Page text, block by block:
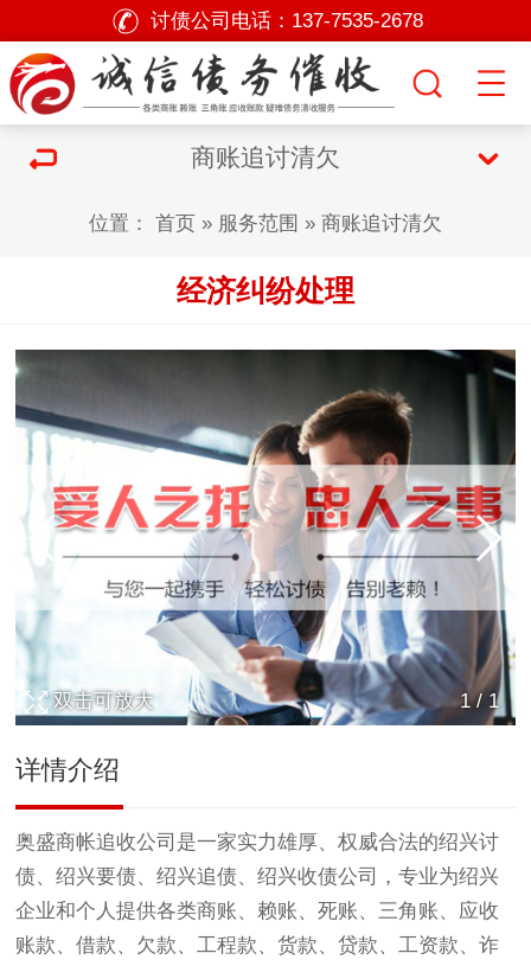
讨债公司电话： 137-7535-2678
商账追讨清欠
位置： 首页 » 服务范围 » 商账追讨清欠
经济纠纷处理
1/ 1
双击可放大
详情介绍
奥盛商帐追收公司是一家实力雄厚、权威合法的绍兴讨
债、绍兴要债、绍兴追债、绍兴收债公司，专业为绍兴
企业和个人提供各类商账、赖账、死账、三角账、应收
账款、借款、欠款、工程款、货款、贷款、工资款、诈